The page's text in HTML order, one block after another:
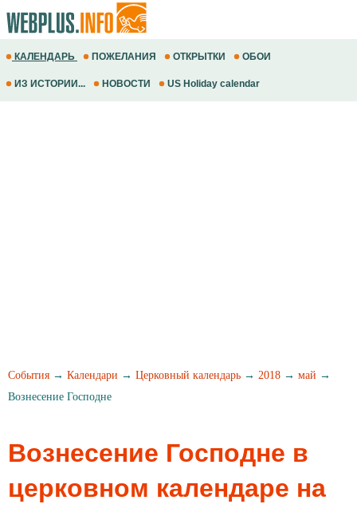
КАЛЕНДАРЬ ПОЖЕЛАНИЯ ОТКРЫТКИ ОБОИ
ИЗ ИСТОРИИ... НОВОСТИ US Holiday calendar
События → Календари → Церковный календарь → 2018 → май →
Вознесение Господне
Вознесение Господне в
церковном календаре на